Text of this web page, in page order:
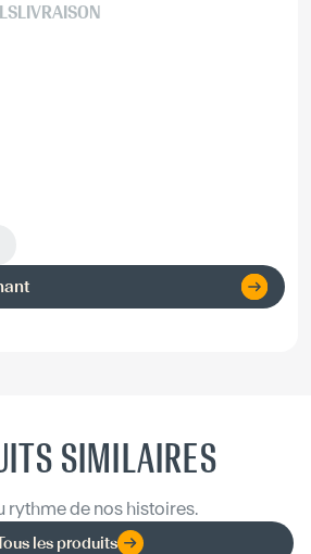
LIVRAISON
SIMILAIRES
rythme de nos histoires.
les produits